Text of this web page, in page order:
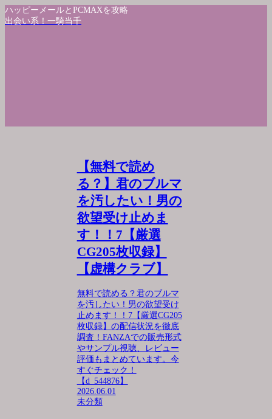
ハッピーメールとPCMAXを攻略
出会い系！一騎当千
【無料で読め
る？】君のブルマ
を汚したい！男の
欲望受け止めま
す！！7【厳選
CG205枚収録】
【虚構クラブ】
無料で読める？君のブルマ
を汚したい！男の欲望受け
止めます！！7【厳選CG205
枚収録】の配信状況を徹底
調査！FANZAでの販売形式
やサンプル視聴、レビュー
評価もまとめています。今
すぐチェック！
【d_544876】
2026.06.01
未分類